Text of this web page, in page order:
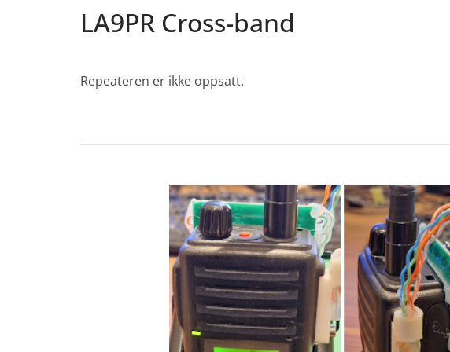
LA9PR Cross-band
Repeateren er ikke oppsatt.